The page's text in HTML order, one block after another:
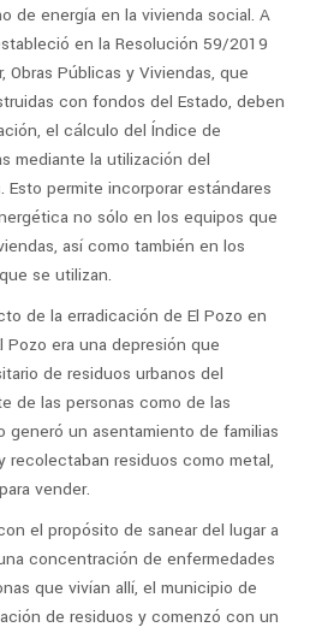
de energía en la vivienda social. A
en la Resolución 59/2019
Obras Públicas y Viviendas, que
con fondos del Estado, deben
el cálculo del Índice de
mediante la utilización del
Esto permite incorporar estándares
no sólo en los equipos que
así como también en los
se utilizan.
de la erradicación de El Pozo en
Pozo era una depresión que
de residuos urbanos del
de las personas como de las
generó un asentamiento de familias
recolectaban residuos como metal,
vender.
el propósito de sanear del lugar a
concentración de enfermedades
que vivían allí, el municipio de
de residuos y comenzó con un